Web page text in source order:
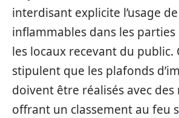
interdisant explicite l’usage
inflammables dans les
les locaux recevant du public.
stipulent que les plafonds
doivent être réalisés avec
offrant un classement au feu